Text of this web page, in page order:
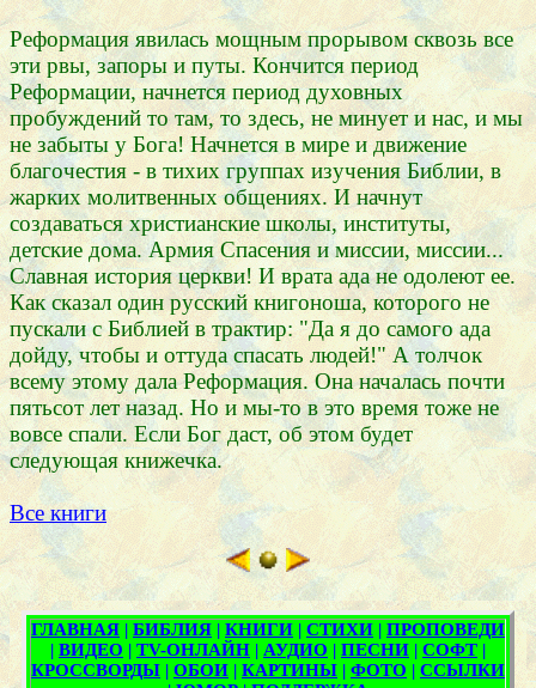
Реформация явилась мощным прорывом сквозь все
эти рвы, запоры и путы. Кончится период
Реформации, начнется период духовных
пробуждений то там, то здесь, не минует и нас, и мы
не забыты у Бога! Начнется в мире и движение
благочестия - в тихих группах изучения Библии, в
жарких молитвенных общениях. И начнут
создаваться христианские школы, институты,
детские дома. Армия Спасения и миссии, миссии...
Славная история церкви! И врата ада не одолеют ее.
Как сказал один русский книгоноша, которого не
пускали с Библией в трактир: "Да я до самого ада
дойду, чтобы и оттуда спасать людей!" А толчок
всему этому дала Реформация. Она началась почти
пятьсот лет назад. Но и мы-то в это время тоже не
вовсе спали. Если Бог даст, об этом будет
следующая книжечка.
Все книги